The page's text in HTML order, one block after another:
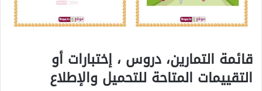
قائمة التمارين، دروس ، إختبارات أو
التقييمات المتاحة للتحميل والإطلاع